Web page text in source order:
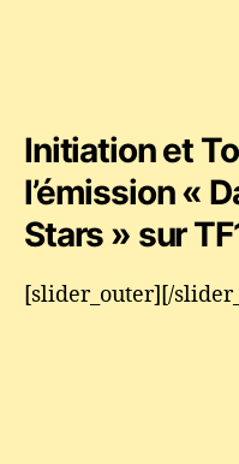
Initiation et
l’émission «
Stars » sur
[slider_outer][/